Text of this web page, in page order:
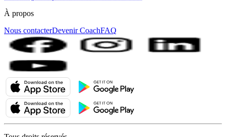
À propos
Nous contacterDevenir CoachFAQ